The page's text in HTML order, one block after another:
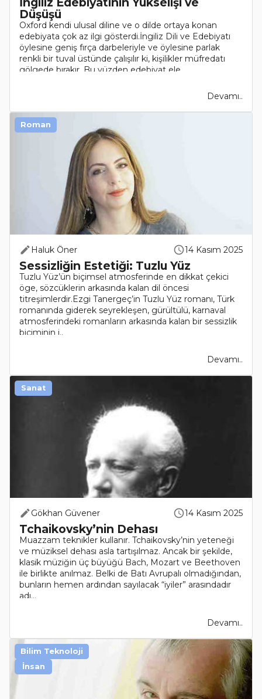
Düşüşü
Oxford kendi ulusal diline ve o dilde ortaya konan
edebiyata çok az ilgi gösterdi.İngiliz Dili ve Edebiyatı
öylesine geniş fırça darbeleriyle ve öylesine parlak
renkli bir tuval üstünde çalışılır ki, kişilikler müfredatı
gölgede bırakır. Bu yüzden edebiyat ele..
Devamı..
Haluk Öner 14 Kasım 2025
Sessizliğin Estetiği: Tuzlu Yüz
Tuzlu Yüz’ün biçimsel atmosferinde en dikkat çekici
öge, sözcüklerin arkasında kalan dil öncesi
titreşimlerdir.Ezgi Tanergeç’in Tuzlu Yüz romanı, Türk
romanında giderek seyrekleşen, gürültülü, karnaval
atmosferindeki romanların arkasında kalan bir sessizlik
biçiminin i..
Devamı..
Roman
Gökhan Güvener 14 Kasım 2025
Tchaikovsky’nin Dehası
Muazzam teknikler kullanır. Tchaikovsky’nin yeteneği
ve müziksel dehası asla tartışılmaz. Ancak bir şekilde,
klasik müziğin üç büyüğü Bach, Mozart ve Beethoven
ile birlikte anılmaz. Belki de Batı Avrupalı olmadığından,
bunların hemen ardından sayılacak “iyiler” arasındadır
adı...
Devamı..
Sanat
Bilim Teknoloji
İnsan